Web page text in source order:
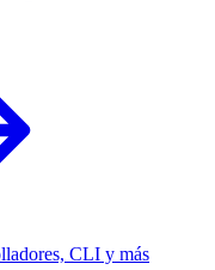
CLI y más